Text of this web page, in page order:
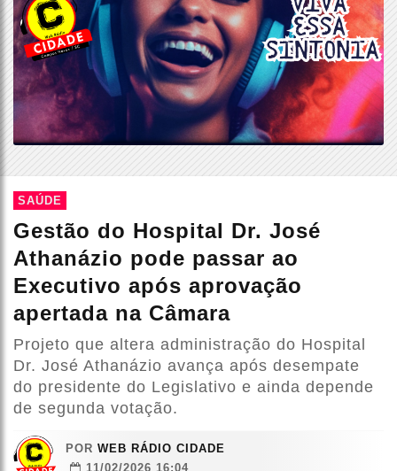
SAÚDE
Gestão do Hospital Dr. José
Athanázio pode passar ao
Executivo após aprovação
apertada na Câmara
Projeto que altera administração do Hospital
Dr. José Athanázio avança após desempate
do presidente do Legislativo e ainda depende
de segunda votação.
POR WEB RÁDIO CIDADE
11/02/2026 16:04